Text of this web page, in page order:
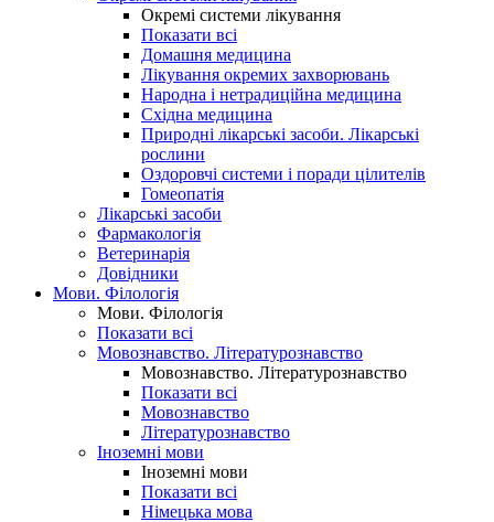
Окремі системи лікування
Показати всі
Домашня медицина
Лікування окремих захворювань
Народна і нетрадиційна медицина
Східна медицина
Природні лікарські засоби. Лікарські
рослини
Оздоровчі системи і поради цілителів
Гомеопатія
Лікарські засоби
Фармакологія
Ветеринарія
Довідники
Мови. Філологія
Мови. Філологія
Показати всі
Мовознавство. Літературознавство
Мовознавство. Літературознавство
Показати всі
Мовознавство
Літературознавство
Іноземні мови
Іноземні мови
Показати всі
Німецька мова